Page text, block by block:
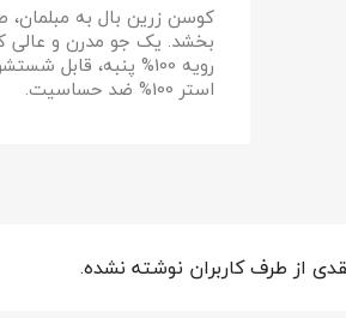
کوسن زرین بال به
بخشد. یک جو مدرن و عالی
استر 100% ضد حساسیت.
از طرف کاربران نوشته نشده.
ایجاد لیست علاقمندی‌ها